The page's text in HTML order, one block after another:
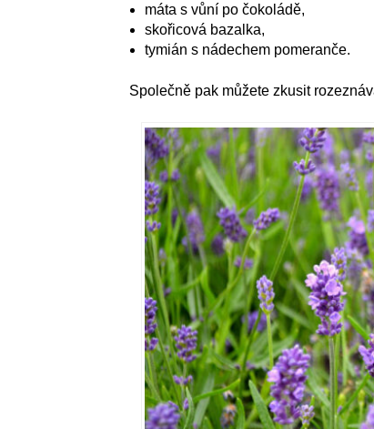
máta s vůní po čokoládě,
skořicová bazalka,
tymián s nádechem pomeranče.
Společně pak můžete zkusit